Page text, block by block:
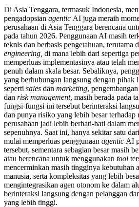
Di Asia Tenggara, termasuk Indonesia,
pengadopsian agentic AI juga meraih
perusahaan di Asia Tenggara berencana
pada tahun 2026. Penggunaan AI masih
teknis dan berbasis pengetahuan, terutama
engineering, di mana lebih dari sepertiga
memperluas implementasinya atau telah
penuh dalam skala besar. Sebaliknya,
yang berhubungan langsung dengan pihak
seperti sales dan marketing,
dan risk management, masih berada pada
fungsi-fungsi ini tersebut berinteraksi
dan punya risiko yang lebih besar terhadap
perusahaan jadi lebih berhati-hati dalam
sepenuhnya. Saat ini, hanya sekitar satu
mulai memperluas penggunaan agentic AI
tersebut, sementara sebagian besar masih
atau berencana untuk menggunakan tool
mencerminkan masih tingginya kebutuhan
manusia, serta kompleksitas yang lebih
mengintegrasikan agen otonom ke dalam
berinteraksi langsung dengan pelanggan
yang lebih tinggi.